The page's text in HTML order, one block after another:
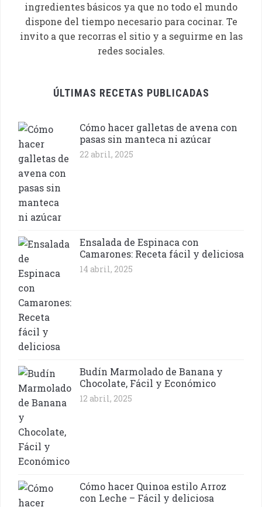
ingredientes básicos ya que no todo el mundo
dispone del tiempo necesario para cocinar. Te
invito a que recorras el sitio y a seguirme en las
redes sociales.
ÚLTIMAS RECETAS PUBLICADAS
Cómo hacer galletas de avena con
pasas sin manteca ni azúcar
22 abril, 2025
Ensalada de Espinaca con
Camarones: Receta fácil y deliciosa
14 abril, 2025
Budín Marmolado de Banana y
Chocolate, Fácil y Económico
12 abril, 2025
Cómo hacer Quinoa estilo Arroz
con Leche – Fácil y deliciosa